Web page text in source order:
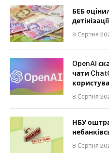
БЕБ
8 Серпня
OpenAI
чати
8 Серпня
НБУ
8 Серпня